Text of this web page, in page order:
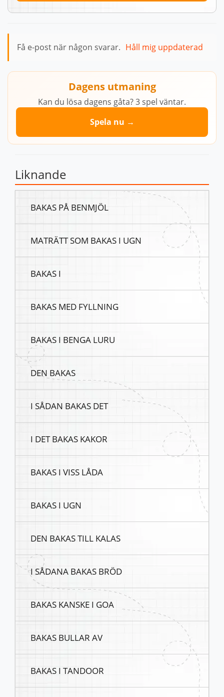
Få e-post när någon svarar. Håll mig uppdaterad
Dagens utmaning
Kan du lösa dagens gåta? 3 spel väntar.
Spela nu →
Liknande
BAKAS PÅ BENMJÖL
MATRÄTT SOM BAKAS I UGN
BAKAS I
BAKAS MED FYLLNING
BAKAS I BENGA LURU
DEN BAKAS
I SÅDAN BAKAS DET
I DET BAKAS KAKOR
BAKAS I VISS LÅDA
BAKAS I UGN
DEN BAKAS TILL KALAS
I SÅDANA BAKAS BRÖD
BAKAS KANSKE I GOA
BAKAS BULLAR AV
BAKAS I TANDOOR